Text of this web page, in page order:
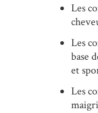
Les
Les
base
et
Les